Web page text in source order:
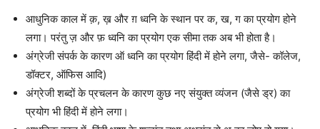
आधुनिक काल में क़, ख़ और ग़ ध्वनि के स्थान पर क, ख, ग का प्रयोग होने
लगा। परंतु ज़ और फ़ ध्वनि का प्रयोग एक सीमा तक अब भी होता है।
अंग्रेजी संपर्क के कारण ऑ ध्वनि का प्रयोग हिंदी में होने लगा, जैसे- कॉलेज,
डॉक्टर, ऑफिस आदि)
अंग्रेजी शब्दों के प्रचलन के कारण कुछ नए संयुक्त व्यंजन (जैसे ड्र) का
प्रयोग भी हिंदी में होने लगा।